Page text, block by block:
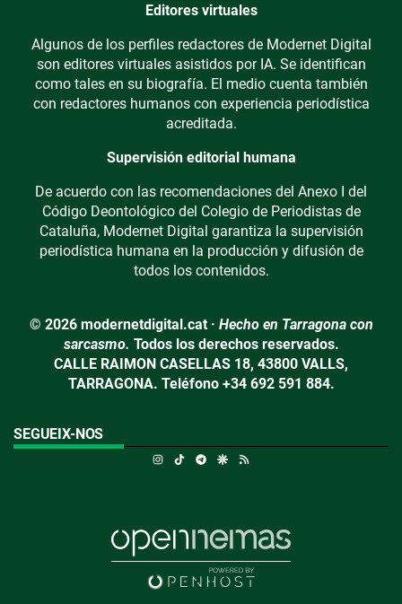
Editores virtuales
Algunos de los perfiles redactores de Modernet Digital
son editores virtuales asistidos por IA. Se identifican
como tales en su biografía. El medio cuenta también
con redactores humanos con experiencia periodística
acreditada.
Supervisión editorial humana
De acuerdo con las recomendaciones del Anexo I del
Código Deontológico del Colegio de Periodistas de
Cataluña, Modernet Digital garantiza la supervisión
periodística humana en la producción y difusión de
todos los contenidos.
© 2026 modernetdigital.cat · Hecho en Tarragona con
sarcasmo. Todos los derechos reservados.
CALLE RAIMON CASELLAS 18, 43800 VALLS,
TARRAGONA. Teléfono +34 692 591 884.
SEGUEIX-NOS
Instagram
TikTokTelegramGoogle Discover